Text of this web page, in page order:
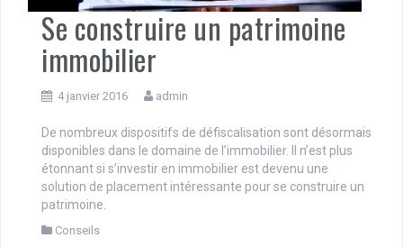
Se construire un patrimoine
immobilier
4 janvier 2016 admin
De nombreux dispositifs de défiscalisation sont désormais
disponibles dans le domaine de l’immobilier. Il n’est plus
étonnant si s’investir en immobilier est devenu une
solution de placement intéressante pour se construire un
patrimoine.
Conseils